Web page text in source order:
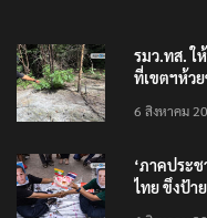
รมว.ทส. ใ
‘ภาคประช